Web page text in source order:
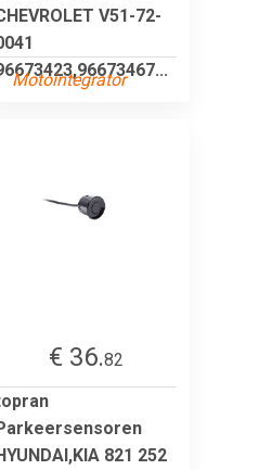
V51-72-
Motointegrator
€ 36.82
821 252